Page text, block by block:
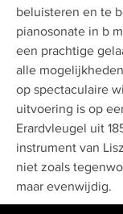
beluisteren en te
pianosonate in b
een prachtige
alle
op spectaculaire
uitvoering is op
Erardvleugel uit
instrument van
niet zoals
maar evenwijdig.